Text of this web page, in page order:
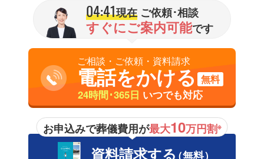
04:41現在ご依頼･相談
すぐにご案内可能です
ご相談・ご依頼・資料請求
電話をかける 無料
24時間･365日 いつでも対応
お申込みで葬儀費用が最大10万円割※
資料請求する（無料）